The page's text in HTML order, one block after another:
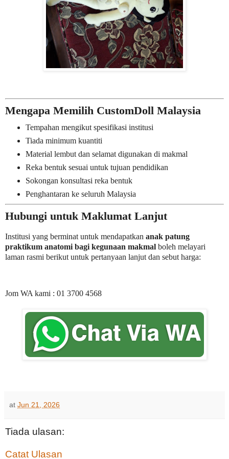
Mengapa Memilih CustomDoll Malaysia
Tempahan mengikut spesifikasi institusi
Tiada minimum kuantiti
Material lembut dan selamat digunakan di makmal
Reka bentuk sesuai untuk tujuan pendidikan
Sokongan konsultasi reka bentuk
Penghantaran ke seluruh Malaysia
Hubungi untuk Maklumat Lanjut
Institusi yang berminat untuk mendapatkan anak patung
praktikum anatomi bagi kegunaan makmal boleh melayari
laman rasmi berikut untuk pertanyaan lanjut dan sebut harga:
Jom WA kami : 01 3700 4568
at Jun 21, 2026
Tiada ulasan:
Catat Ulasan